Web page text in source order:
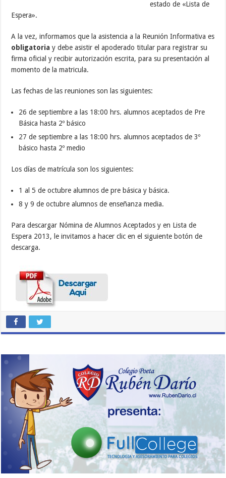
estado de «Lista de
Espera».
A la vez, informamos que la asistencia a la Reunión Informativa es
obligatoria y debe asistir el apoderado titular para registrar su
firma oficial y recibir autorización escrita, para su presentación al
momento de la matricula.
Las fechas de las reuniones son las siguientes:
26 de septiembre a las 18:00 hrs. alumnos aceptados de Pre
Básica hasta 2º básico
27 de septiembre a las 18:00 hrs. alumnos aceptados de 3º
básico hasta 2º medio
Los días de matrícula son los siguientes:
1 al 5 de octubre alumnos de pre básica y básica.
8 y 9 de octubre alumnos de enseñanza media.
Para descargar Nómina de Alumnos Aceptados y en Lista de
Espera 2013, le invitamos a hacer clic en el siguiente botón de
descarga.